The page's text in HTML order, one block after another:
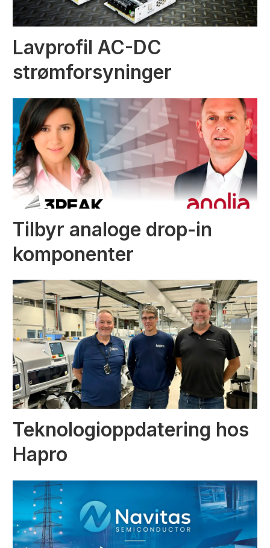
Lavprofil AC-DC
strømforsyninger
Tilbyr analoge drop-in
komponenter
Teknologioppdatering hos
Hapro